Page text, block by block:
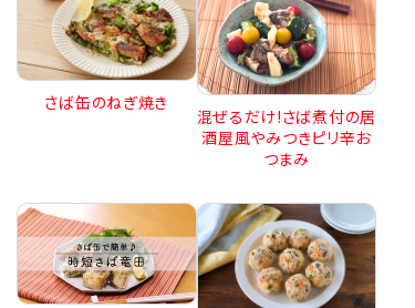
さば缶のねぎ焼き
混ぜるだけ!さば煮付の居
酒屋風やみつきピリ辛お
つまみ